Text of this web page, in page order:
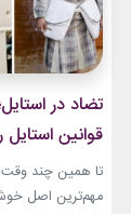
تضاد در
قوانین استایل
تا همین چند
مهم‌ترین اصل